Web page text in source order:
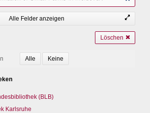
Alle Felder anzeigen
Löschen
(BLB)
Karlsruhe